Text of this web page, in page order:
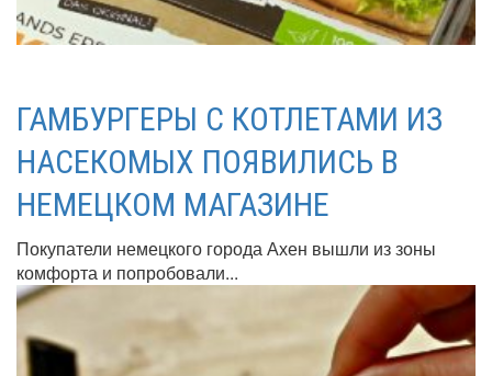
ГАМБУРГЕРЫ С КОТЛЕТАМИ ИЗ
НАСЕКОМЫХ ПОЯВИЛИСЬ В
НЕМЕЦКОМ МАГАЗИНЕ
Покупатели немецкого города Ахен вышли из зоны
комфорта и попробовали...